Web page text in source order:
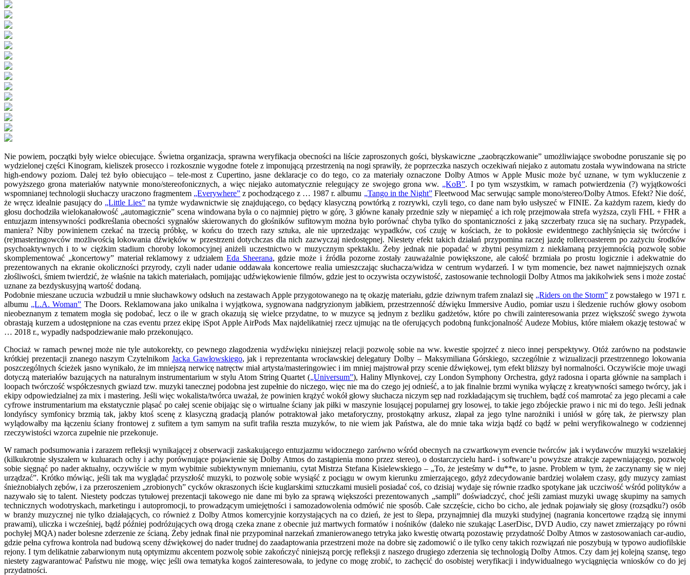
Nie powiem, początki były wielce obiecujące. Świetna organizacja, sprawna weryfikacja obecności na liście zaproszonych gości, błyskawiczne „zaobrączkowanie” umożliwiające swobodne poruszanie się po
wydzielonej części Kinogram, kieliszek prosecco i rozkosznie wygodne fotele z imponującą przestrzenią na nogi sprawiły, że poprzeczka naszych oczekiwań niejako z automatu została wywindowana na stricte
high-endowy poziom. Dalej też było obiecująco – tele-most z Cupertino, jasne deklaracje co do tego, co za materiały oznaczone Dolby Atmos w Apple Music może być uznane, w tym wykluczenie z
powyższego grona materiałów natywnie mono/stereofonicznych, a więc niejako automatycznie relegujący ze swojego grona ww. „KoB”. I po tym wszystkim, w ramach potwierdzenia (?) wyjątkowości
wspomnianej technologii słuchaczy uraczono fragmentem „Everywhere” z pochodzącego z … 1987 r. albumu „Tango in the Night”Fleetwood Mac serwując sample mono/stereo/Dolby Atmos. Efekt? Nie dość,
że wręcz idealnie pasujący do „Little Lies” na tymże wydawnictwie się znajdującego, co będący klasyczną powtórką z rozrywki, czyli tego, co dane nam było usłyszeć w FINIE. Za każdym razem, kiedy do
głosu dochodziła wielokanałowość „automagicznie” scena windowana była o co najmniej piętro w górę, 3 główne kanały przednie szły w niepamięć a ich rolę przejmowała strefa wyższa, czyli FHL + FHR a
entuzjazm intensywności podkreślania obecności sygnałów skierowanych do głośników sufitowym można było porównać chyba tylko do spontaniczności z jaką szczerbaty rzuca się na suchary. Przypadek,
maniera? Niby powinienem czekać na trzecią próbkę, w końcu do trzech razy sztuka, ale nie uprzedzając wypadków, coś czuję w kościach, że to pokłosie ewidentnego zachłyśnięcia się twórców i
(re)masteringowców możliwością lokowania dźwięków w przestrzeni dotychczas dla nich zazwyczaj niedostępnej. Niestety efekt takich działań przypomina raczej jazdę rollercoasterem po zażyciu środków
psychoaktywnych i to w ciężkim stadium choroby lokomocyjnej aniżeli uczestnictwo w muzycznym spektaklu. Żeby jednak nie popadać w zbytni pesymizm z niekłamaną przyjemnością pozwolę sobie
skomplementować „koncertowy” materiał reklamowy z udziałem Eda Sheerana, gdzie może i źródła pozorne zostały zauważalnie powiększone, ale całość brzmiała po prostu logicznie i adekwatnie do
prezentowanych na ekranie okoliczności przyrody, czyli nader udanie oddawała koncertowe realia umieszczając słuchacza/widza w centrum wydarzeń. I w tym momencie, bez nawet najmniejszych oznak
złośliwości, śmiem twierdzić, że właśnie na takich materiałach, pomijając udźwiękowienie filmów, gdzie jest to oczywista oczywistość, zastosowanie technologii Dolby Atmos ma jakikolwiek sens i może zostać
uznane za bezdyskusyjną wartość dodaną.
Podobnie mieszane uczucia wzbudził u mnie słuchawkowy odsłuch na zestawach Apple przygotowanego na tę okazję materiału, gdzie dziwnym trafem znalazł się „Riders on the Storm”z powstałego w 1971 r.
albumu „L.A. Woman” The Doors. Reklamowana jako unikalna i wyjątkowa, sygnowana nadgryzionym jabłkiem, przestrzenność dźwięku Immersive Audio, pomiar uszu i śledzenie ruchów głowy osobom
nieobeznanym z tematem mogła się podobać, lecz o ile w grach okazują się wielce przydatne, to w muzyce są jednym z bezliku gadżetów, które po chwili zainteresowania przez większość swego żywota
obrastają kurzem a udostępnione na czas eventu przez ekipę iSpot Apple AirPods Max najdelikatniej rzecz ujmując na tle oferujących podobną funkcjonalność Audeze Mobius, które miałem okazję testować w
… 2018 r., wypadły nadspodziewanie mało przekonująco.
Chociaż w ramach pewnej może nie tyle autokorekty, co pewnego złagodzenia wydźwięku niniejszej relacji pozwolę sobie na ww. kwestie spojrzeć z nieco innej perspektywy. Otóż zarówno na podstawie
krótkiej prezentacji znanego naszym Czytelnikom Jacka Gawłowskiego, jak i reprezentanta wrocławskiej delegatury Dolby – Maksymiliana Górskiego, szczególnie z wizualizacji przestrzennego lokowania
poszczególnych ścieżek jasno wynikało, że im mniejszą nerwicę natręctw miał artysta/masteringowiec i im mniej majstrował przy scenie dźwiękowej, tym efekt bliższy był normalności. Oczywiście moje uwagi
dotyczą materiałów bazujących na naturalnym instrumentarium w stylu Atom String Quartet („Universum”), Haliny Mlynkovej, czy London Symphony Orchestra, gdyż radosna i oparta głównie na samplach i
loopach twórczość współczesnych gwiazd tzw. muzyki tanecznej podobna jest zupełnie do niczego, więc nie ma do czego jej odnieść, a to jak finalnie brzmi wynika wyłączę z kreatywności samego twórcy, jak i
ekipy odpowiedzialnej za mix i mastering. Jeśli więc wokalista/twórca uważał, że powinien krążyć wokół głowy słuchacza niczym sęp nad rozkładającym się truchłem, bądź coś mamrotać za jego plecami a całe
cyfrowe instrumentarium ma ekstatycznie pląsać po całej scenie obijając się o wirtualne ściany jak piłki w maszynie losującej popularnej gry losowej, to takie jego zbójeckie prawo i nic mi do tego. Jeśli jednak
londyńscy symfonicy brzmią tak, jakby ktoś scenę z klasyczną gradacją planów potraktował jako metaforyczny, prostokątny arkusz, złapał za jego tylne narożniki i uniósł w górę tak, że pierwszy plan
wylądowałby ma łączeniu ściany frontowej z sufitem a tym samym na sufit trafiła reszta muzyków, to nie wiem jak Państwa, ale do mnie taka wizja bądź co bądź w pełni weryfikowalnego w codziennej
rzeczywistości wzorca zupełnie nie przekonuje.
W ramach podsumowania i zarazem refleksji wynikającej z obserwacji zaskakującego entuzjazmu widocznego zarówno wśród obecnych na czwartkowym evencie twórców jak i wydawców muzyki wszelakiej
(kilkukrotnie słyszałem w kuluarach ochy i achy porównujące pojawienie się Dolby Atmos do zastąpienia mono przez stereo), o dostarczycielu hard- i software’u powyższe atrakcje zapewniającego, pozwolę
sobie sięgnąć po nader aktualny, oczywiście w mym wybitnie subiektywnym mniemaniu, cytat Mistrza Stefana Kisielewskiego – „To, że jesteśmy w du**e, to jasne. Problem w tym, że zaczynamy się w niej
urządzać”. Krótko mówiąc, jeśli tak ma wyglądać przyszłość muzyki, to pozwolę sobie wysiąść z pociągu w owym kierunku zmierzającego, gdyż zdecydowanie bardziej wolałem czasy, gdy muzycy zamiast
śnieżnobiałych zębów, i za przeroszeniem „zrobionych” cycków okraszonych iście kuglarskimi sztuczkami musieli posiadać coś, co dzisiaj wydaje się równie rzadko spotykane jak uczciwość wśród polityków a
nazywało się to talent. Niestety podczas tytułowej prezentacji takowego nie dane mi było za sprawą większości prezentowanych „sampli” doświadczyć, choć jeśli zamiast muzyki uwagę skupimy na samych
technicznych wodotryskach, marketingu i autopromocji, to prowadzącym umiejętności i samozadowolenia odmówić nie sposób. Całe szczęście, cicho bo cicho, ale jednak pojawiały się głosy (rozsądku?) osób
w branży muzycznej nie tylko działających, co również z Dolby Atmos komercyjnie korzystających na co dzień, że jest to ślepa, przynajmniej dla muzyki studyjnej (nagrania koncertowe rządzą się innymi
prawami), uliczka i wcześniej, bądź później podróżujących ową drogą czeka znane z obecnie już martwych formatów i nośników (daleko nie szukając LaserDisc, DVD Audio, czy nawet zmierzający po równi
pochyłej MQA) nader bolesne zderzenie ze ścianą. Żeby jednak finał nie przypominał narzekań zmanierowanego tetryka jako kwestię otwartą pozostawię przydatność Dolby Atmos w zastosowaniach car-audio,
gdzie pełna cyfrowa kontrola nad budową sceny dźwiękowej do nader trudnej do zaadaptowania przestrzeni może na dobre się zadomowić o ile tylko ceny takich rozwiązań nie poszybują w typowo audiofilskie
rejony. I tym delikatnie zabarwionym nutą optymizmu akcentem pozwolę sobie zakończyć niniejszą porcję refleksji z naszego drugiego zderzenia się technologią Dolby Atmos. Czy dam jej kolejną szansę, tego
niestety zagwarantować Państwu nie mogę, więc jeśli owa tematyka kogoś zainteresowała, to jedyne co mogę zrobić, to zachęcić do osobistej weryfikacji i indywidualnego wyciągnięcia wniosków co do jej
przydatności.